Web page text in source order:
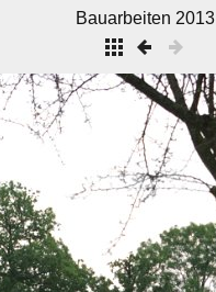
Bauarbeiten 2013